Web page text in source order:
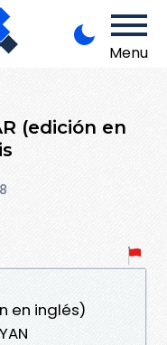
Menu
(edición en
en inglés)